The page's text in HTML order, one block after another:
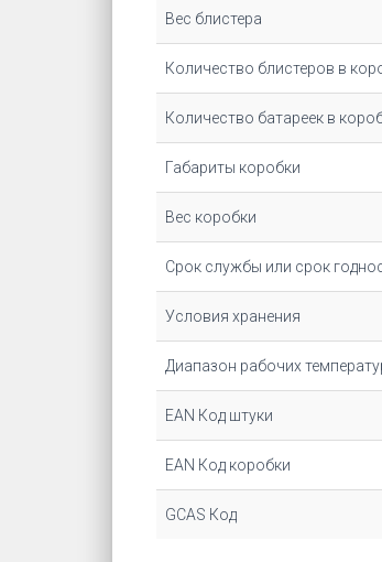
Вес блистера
Количество блистеров в
Количество батареек в
Габариты коробки
Вес коробки
Срок службы или срок
Условия хранения
Диапазон рабочих
EAN Код штуки
EAN Код коробки
GCAS Код